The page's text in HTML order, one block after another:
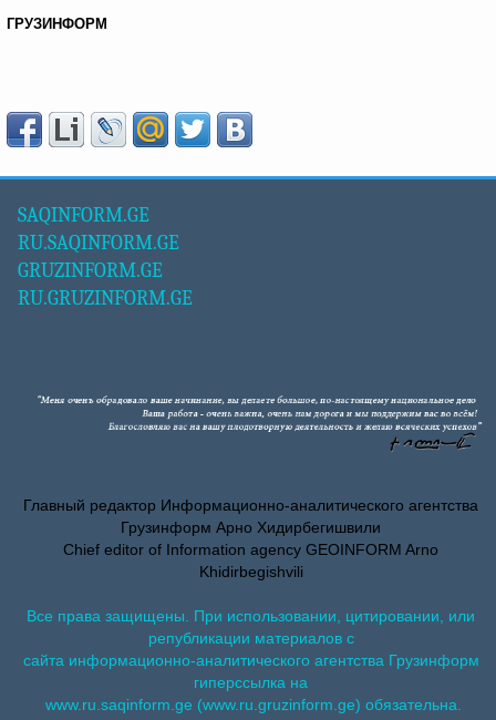
ГРУЗИНФОРМ
SAQINFORM.GE
RU.SAQINFORM.GE
GRUZINFORM.GE
RU.GRUZINFORM.GE
Главный редактор Информационно-аналитического агентства
Грузинформ Арно Хидирбегишвили
Chief editor of Information agency GEOINFORM Arno
Khidirbegishvili
Все права защищены. При использовании, цитировании, или
републикации материалов с
сайта информационно-аналитического агентства Грузинформ
гиперссылка на
www.ru.saqinform.ge (www.ru.gruzinform.ge) обязательна.